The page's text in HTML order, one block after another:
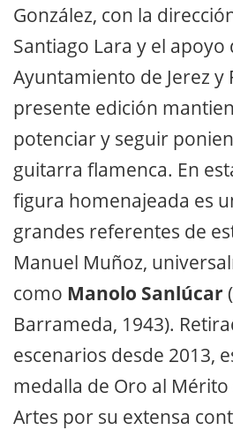
González, con la
Santiago Lara y el apoyo
Ayuntamiento de Jerez y
presente edición
potenciar y seguir
guitarra flamenca. En
figura homenajeada es
grandes referentes de
Manuel Muñoz,
como Manolo Sanlúcar
Barrameda, 1943).
escenarios desde 2013,
medalla de Oro al Mérito
Artes por su extensa